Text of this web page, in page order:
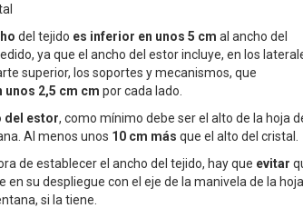
del tejido es inferior en unos 5 cm al ancho del
ya que el ancho del estor incluye, en los
superior, los soportes y mecanismos, que
unos 2,5 cm cm por cada lado.
del estor, como mínimo debe ser el alto de la hoja
Al menos unos 10 cm más que el alto del cristal.
de establecer el ancho del tejido, hay que evitar
en su despliegue con el eje de la manivela de la hoja
si la tiene.